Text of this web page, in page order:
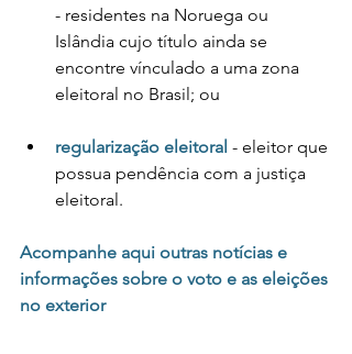
- residentes na Noruega ou
Islândia cujo título ainda se
encontre vínculado a uma zona
eleitoral no Brasil; ou
regularização eleitoral - eleitor que
possua pendência com a justiça
eleitoral.
Acompanhe aqui outras notícias e
informações sobre o voto e as eleições
no exterior